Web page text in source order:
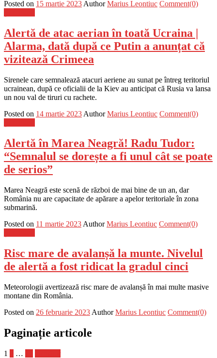
Posted on 15 martie 2023Author Marius Leontiuc Comment(0)
Alertă de atac aerian în toată Ucraina |
Alarma, dată după ce Putin a anunțat că
vizitează Crimeea
Sirenele care semnalează atacuri aeriene au sunat pe întreg teritoriul
ucrainean, după ce oficialii de la Kiev au anticipat că Rusia va lansa
un nou val de tiruri cu rachete.
Posted on 14 martie 2023 Author Marius Leontiuc Comment(0)
Alertă în Marea Neagră! Radu Tudor:
“Semnalul se dorește a fi unul cât se poate
de serios”
Marea Neagră este scenă de război de mai bine de un an, dar
România nu are capacitate de apărare a apelor teritoriale în zona
submarină.
Posted on 11 martie 2023 Author Marius Leontiuc Comment(0)
Risc mare de avalanșă la munte. Nivelul
de alertă a fost ridicat la gradul cinci
Meteorologii avertizează risc mare de avalanșă în mai multe masive
montane din România.
Posted on 26 februarie 2023 Author Marius Leontiuc Comment(0)
Paginație articole
1 …